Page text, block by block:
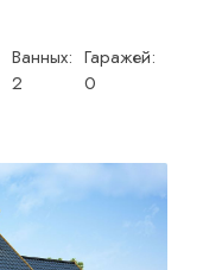
Ванных:
2
Гаражей:
0